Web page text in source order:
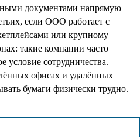
документами напрямую
если ООО работает с
или крупному
такие компании часто
условие сотрудничества.
офисах и удалённых
бумаги физически трудно.